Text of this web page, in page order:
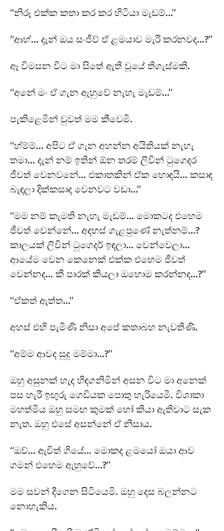
“නිරූ එක්ක කතා කර කර හිටියා මැඩම්…”
“ආහ්… දැන් ඔය සංජීව් ඒ ළමයාව මැරි කරනවද…?”
ඈ විමසන විට මා සිතේ ඇති වූයේ තිගැස්මකි.
“අනේ මං ඒ ගැන ඇහුවේ නැහැ මැඩම්…”
පැකිළෙමින් වුවත් මම කීවෙමි.
“හ්ම්ම්… අපිට ඒ ගැන අහන්න අයිතියක් නැහැ
තමා… දැන් නම් ඉතින් ඕන තරම් ලිවින් ටුගෙදර
ජීවත් වෙනවනේ… එකාතකින් ඒක හොඳයි… කසාඳ
බැඳලා දික්කසාද වෙනවට වඩා…”
“මම නම් කැමති නැහැ මැඩම්… මොකටද එහෙම
ජීවත් වෙන්නේ… අදහස් ගැළපුණේ නැත්නම්…?
කාලයක් ලිවින් ටුගෙදර් ඉඳලා… වෙන්වෙලා…
ආයේම වෙන කෙනෙක් එක්ක එහෙම ජීවත්
වෙන්නද… කී පාරක් කියලා ඔහොම කරන්නද…?”
“ඒකත් ඇත්ත…”
අහස් එහි පැමිණි නිසා අපේ කතාබහ නැවතිණි.
“අම්ම ආවද සුදු මම්මා…?”
ඔහු අසුනක් හැද හිඳගනිමින් අසන විට මා අනෙක්
පස හැරී ඉඟුරු ගෙඩියක පොතු හැරියෙමි. විශාකා
මහත්මිය ඔහු සමඟ කුමක් හෝ කියා ඇතිවාට සැක
නැත. ඔහු එසේ අසන්නේ ඒ නිසාය.
“ඔව්… ඇවිත් ගියේ… මොකද ළමයෝ ඔයා ආව
ගමන් එහෙම ඇහුවේ…?”
මම සවන් දීගෙන සිටියෙමි. ඔහු දෙස බලන්නට
නොහැකිය.